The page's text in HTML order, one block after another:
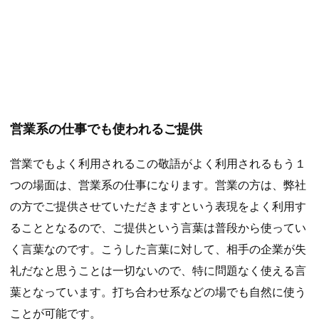
営業系の仕事でも使われるご提供
営業でもよく利用されるこの敬語がよく利用されるもう１
つの場面は、営業系の仕事になります。営業の方は、弊社
の方でご提供させていただきますという表現をよく利用す
ることとなるので、ご提供という言葉は普段から使ってい
く言葉なのです。こうした言葉に対して、相手の企業が失
礼だなと思うことは一切ないので、特に問題なく使える言
葉となっています。打ち合わせ系などの場でも自然に使う
ことが可能です。